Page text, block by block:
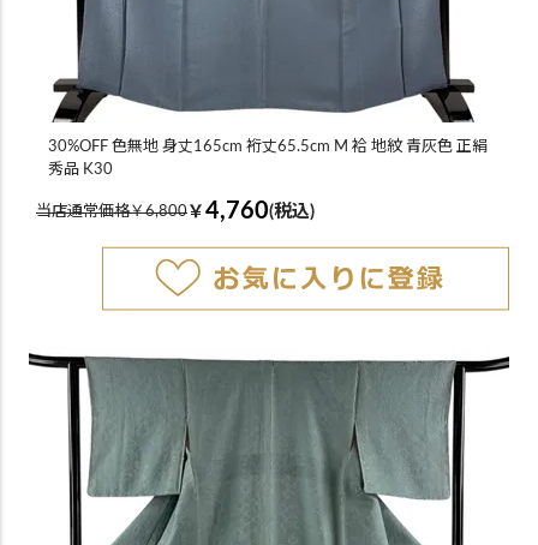
30%OFF 色無地 身丈165cm 裄丈65.5cm M 袷 地紋 青灰色 正絹
秀品 K30
当店通常価格￥6,800￥ 4,760(税込)